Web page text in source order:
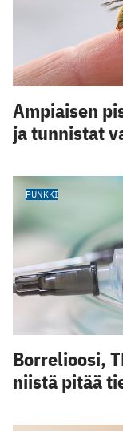
Ampiaisen
ja tunnistat
PUNKKI
Borrelioosi,
niistä pitää